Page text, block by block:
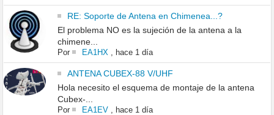
RE: Soporte de Antena en Chimenea...?
El problema NO es la sujeción de la antena a la
chimene...
Por EA1HX hace 1 día
ANTENA CUBEX-88 V/UHF
Hola necesito el esquema de montaje de la antena
Cubex-...
Por EA1EV, hace 1 día